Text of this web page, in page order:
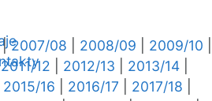
2007/08 2008/09 2009/10
2011/12 2012/13 2013/14
2015/16 2016/17 2017/18